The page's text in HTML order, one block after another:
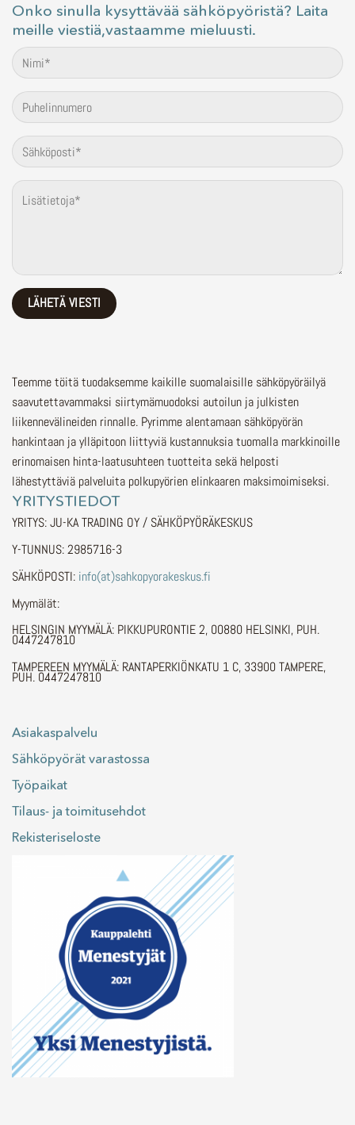
Onko sinulla kysyttävää sähköpyöristä? Laita
meille viestiä,vastaamme mieluusti.
Teemme töitä tuodaksemme kaikille suomalaisille sähköpyöräilyä
saavutettavammaksi siirtymämuodoksi autoilun ja julkisten
liikennevälineiden rinnalle. Pyrimme alentamaan sähköpyörän
hankintaan ja ylläpitoon liittyviä kustannuksia tuomalla markkinoille
erinomaisen hinta-laatusuhteen tuotteita sekä helposti
lähestyttäviä palveluita polkupyörien elinkaaren maksimoimiseksi.
YRITYSTIEDOT
YRITYS: JU-KA TRADING OY / SÄHKÖPYÖRÄKESKUS
Y-TUNNUS: 2985716-3
SÄHKÖPOSTI: info(at)sahkopyorakeskus.fi
Myymälät:
HELSINGIN MYYMÄLÄ: PIKKUPURONTIE 2, 00880 HELSINKI, PUH.
0447247810
TAMPEREEN MYYMÄLÄ: RANTAPERKIÖNKATU 1 C, 33900 TAMPERE,
PUH. 0447247810
Asiakaspalvelu
Sähköpyörät varastossa
Työpaikat
Tilaus- ja toimitusehdot
Rekisteriseloste